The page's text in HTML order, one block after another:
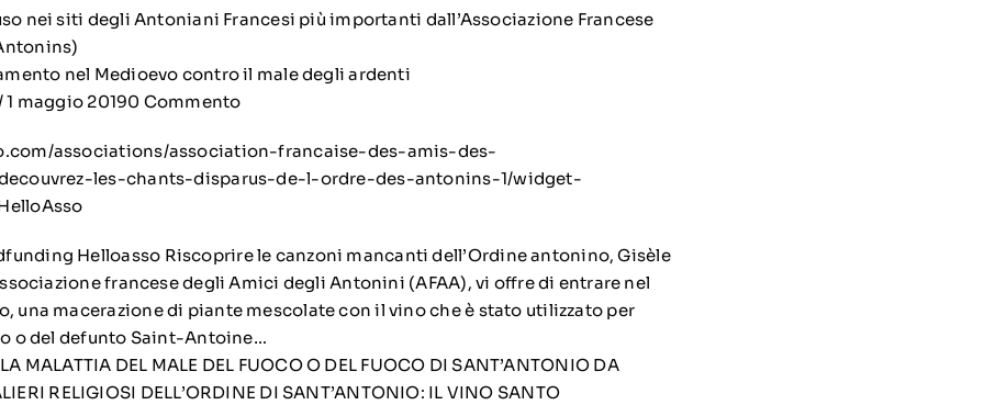
nei siti degli Antoniani Francesi più importanti dall’Associazione Francese
nel Medioevo contro il male degli ardenti
1 maggio 20190 Commento
associations/association-francaise-des-amis-des-
les-chants-disparus-de-l-ordre-des-antonins-1/widget-
Helloasso Riscoprire le canzoni mancanti dell’Ordine antonino, Gisèle
francese degli Amici degli Antonini (AFAA), vi offre di entrare nel
una macerazione di piante mescolate con il vino che è stato utilizzato per
o del defunto Saint-Antoine…
MALATTIA DEL MALE DEL FUOCO O DEL FUOCO DI SANT’ANTONIO DA
RELIGIOSI DELL’ORDINE DI SANT’ANTONIO: IL VINO SANTO